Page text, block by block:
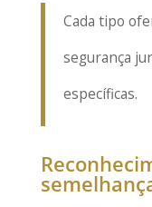
Cada tipo
segurança
específicas.